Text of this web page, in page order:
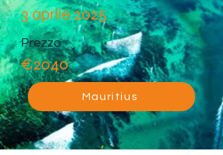
3 aprile 2025
Prezzo
€2040
Mauritius